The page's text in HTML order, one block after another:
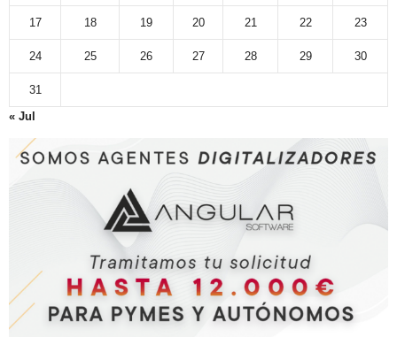
17 18 19 20 21 22 23
24 25 26 27 28 29 30
31
« Jul